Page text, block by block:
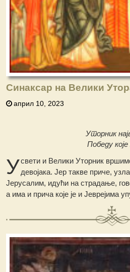
Синаксар на Велики
април 10, 2023
Уторник
Победу
Усвети и Велики Уторник
девојака. Јер такве приче,
Јерусалим, идући на страдање,
а има и прича које је и Јеврејима